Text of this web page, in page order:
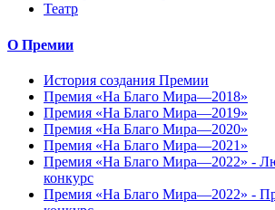
Театр
О Премии
История создания Премии
Премия «На Благо Мира—2018»
Премия «На Благо Мира—2019»
Премия «На Благо Мира—2020»
Премия «На Благо Мира—2021»
Премия «На Благо Мира—2022» -
конкурс
Премия «На Благо Мира—2022» -